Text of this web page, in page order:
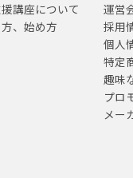
講座について
、始め方
運営
採用
個人
特定
趣味
プロ
メー